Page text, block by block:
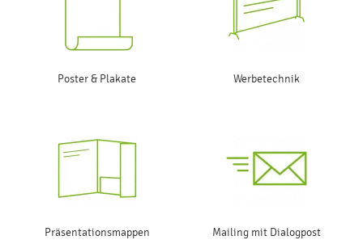
Poster & Plakate Werbetechnik
Präsentationsmappen Mailing mit Dialogpost